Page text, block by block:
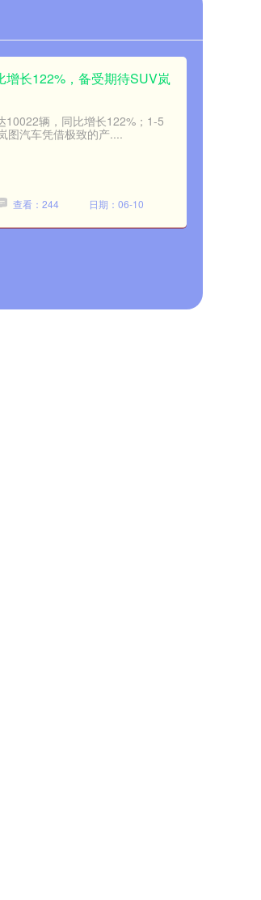
增长122%，备受期待SUV岚
10022辆，同比增长122%；1-5
图汽车凭借极致的产....
查看：244 日期：06-10